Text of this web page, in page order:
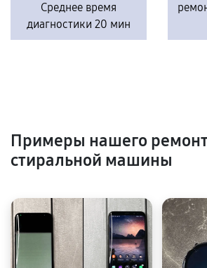
Среднее время
диагностики 20 мин
Примеры нашего
стиральной машины